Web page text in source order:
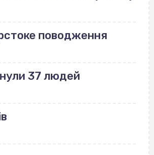
поводження
37 людей